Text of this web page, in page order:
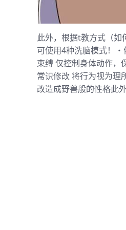
此外，根据t教方式（如
可使用4种洗脑模式！
束缚 仅控制身体动作，
常识修改 将行为视为理
改造成野兽般的性格此